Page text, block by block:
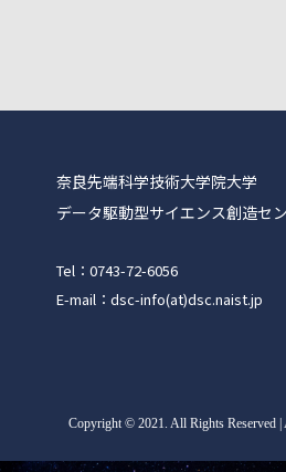
奈良先端科学技術大学院大学
データ駆動型サイエンス創造セ
Tel：0743-72-6056
E-mail：dsc-info(at)dsc.naist.jp
Copyright©2021. All Rights Reserved |